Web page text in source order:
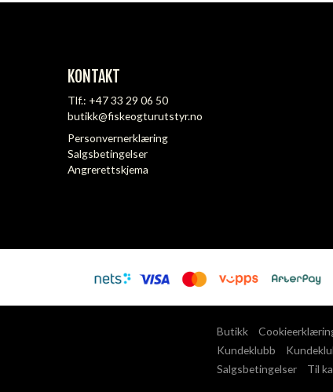
KONTAKT
Tlf.: +47 33 29 06 50
butikk@fiskeogturutstyr.no
Personvernerklæring
Salgsbetingelser
Angrerettskjema
Butikk
Kundeklubb
Salgsbetingelser
Til